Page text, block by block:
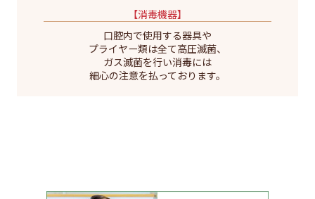
【消毒機器】
口腔内で使用する器具や
プライヤー類は全て高圧滅菌、
ガス滅菌を行い消毒には
細心の注意を払っております。